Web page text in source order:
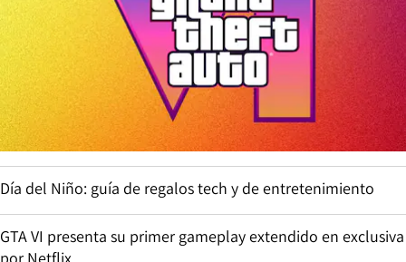
Día del Niño: guía de regalos tech y de entretenimiento
GTA VI presenta su primer gameplay extendido en exclusiva